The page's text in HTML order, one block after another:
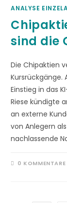
ANALYSE
sind die
Die Chipaktien
Kursrückgänge.
Einstieg in das
Riese kündigte
an externe
von Anlegern
nachlassende
0 KOMMENTARE